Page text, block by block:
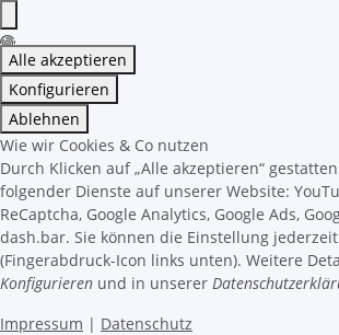
Alle akzeptieren
Konfigurieren
Ablehnen
Wie wir Cookies & Co nutzen
Durch Klicken auf „Alle akzeptieren“
folgender Dienste auf unserer Website:
ReCaptcha, Google Analytics, Google Ads,
dash.bar. Sie können die Einstellung
(Fingerabdruck-Icon links unten). Weitere
Konfigurieren und in unserer
Impressum | Datenschutz